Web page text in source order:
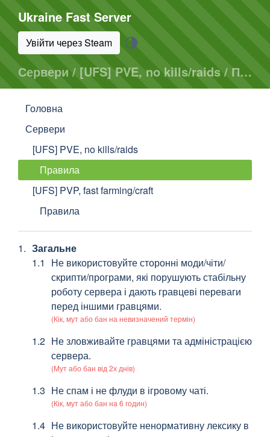
Ukraine Fast Server
Увійти через Steam
Сервери / [UFS] PVE, no kills/raids / Правила
Головна
Сервери
[UFS] PVE, no kills/raids
Правила
[UFS] PVP, fast farming/craft
Правила
Загальне
Не використовуйте сторонні моди/чіти/
скрипти/програми, які порушують стабільну
роботу сервера і дають гравцеві переваги
перед іншими гравцями.
(Кік, мут або бан на невизначений термін)
Не зловживайте гравцями та адміністрацією
сервера.
(Мут або бан від 2х днів)
Не спам і не флуди в ігровому чаті.
(Кік, мут або бан на 6 годин)
Не використовуйте ненормативну лексику в